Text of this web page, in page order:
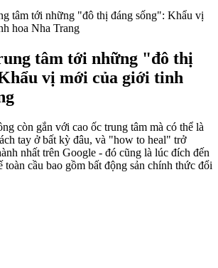
tâm tới những "đô thị đáng sống": Khẩu vị
hoa Nha Trang
tâm tới những "đô thị
vị mới của giới tinh
còn gắn với cao ốc trung tâm mà có thể là
tay ở bất kỳ đâu, và "how to heal" trở
nhất trên Google - đó cũng là lúc đích đến
toàn cầu bao gồm bất động sản chính thức đổi